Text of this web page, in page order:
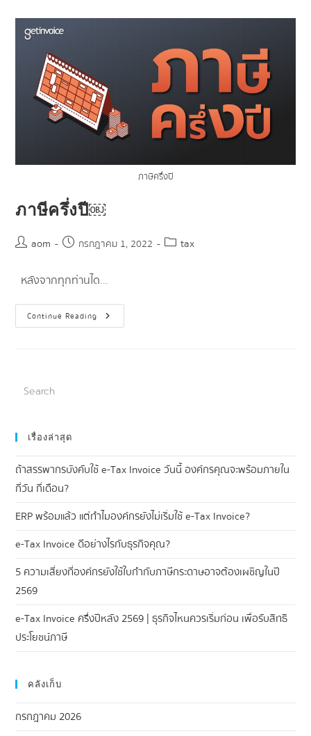
ภาษีครึ่งปี
ภาษีครึ่งปี￼
aom กรกฎาคม 1, 2022 tax
หลังจากทุกท่านได…
Continue Reading
เรื่องล่าสุด
ถ้าสรรพากรบังคับใช้ e-Tax Invoice วันนี้ องค์กรคุณจะพร้อมภายใน
กี่วัน กี่เดือน?
ERP พร้อมแล้ว แต่ทำไมองค์กรยังไม่เริ่มใช้ e-Tax Invoice?
e-Tax Invoice ดีอย่างไรกับธุรกิจคุณ?
5 ความเสี่ยงที่องค์กรยังใช้ใบกำกับภาษีกระดาษอาจต้องเผชิญในปี
2569
e-Tax Invoice ครึ่งปีหลัง 2569 | ธุรกิจไหนควรเริ่มก่อน เพื่อรับสิทธิ
ประโยชน์ภาษี
คลังเก็บ
กรกฎาคม 2026